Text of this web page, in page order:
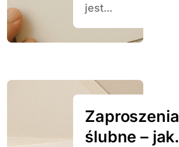
jest...
Zaproszenia
ślubne – jak